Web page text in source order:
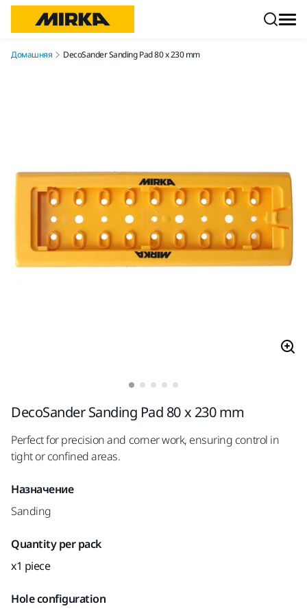
Домашняя DecoSander Sanding Pad 80 x 230 mm
DecoSander Sanding Pad 80 x 230 mm
Perfect for precision and corner work, ensuring control in
tight or confined areas.
Назначение
Sanding
Quantity per pack
x1 piece
Hole configuration